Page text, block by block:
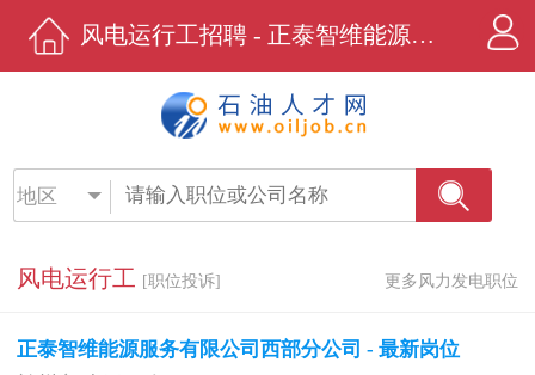
风电运行工招聘 - 正泰智维能源服务有限公司西部分公司 - 石油人才网
地区
风电运行工 [职位投诉] 更多风力发电职位
正泰智维能源服务有限公司西部分公司 - 最新岗位